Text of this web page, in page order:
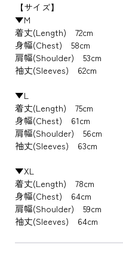
【サイズ】
▼M
着丈(Length) 72cm
身幅(Chest) 58cm
肩幅(Shoulder) 53cm
袖丈(Sleeves) 62cm
▼L
着丈(Length) 75cm
身幅(Chest) 61cm
肩幅(Shoulder) 56cm
袖丈(Sleeves) 63cm
▼XL
着丈(Length) 78cm
身幅(Chest) 64cm
肩幅(Shoulder) 59cm
袖丈(Sleeves) 64cm